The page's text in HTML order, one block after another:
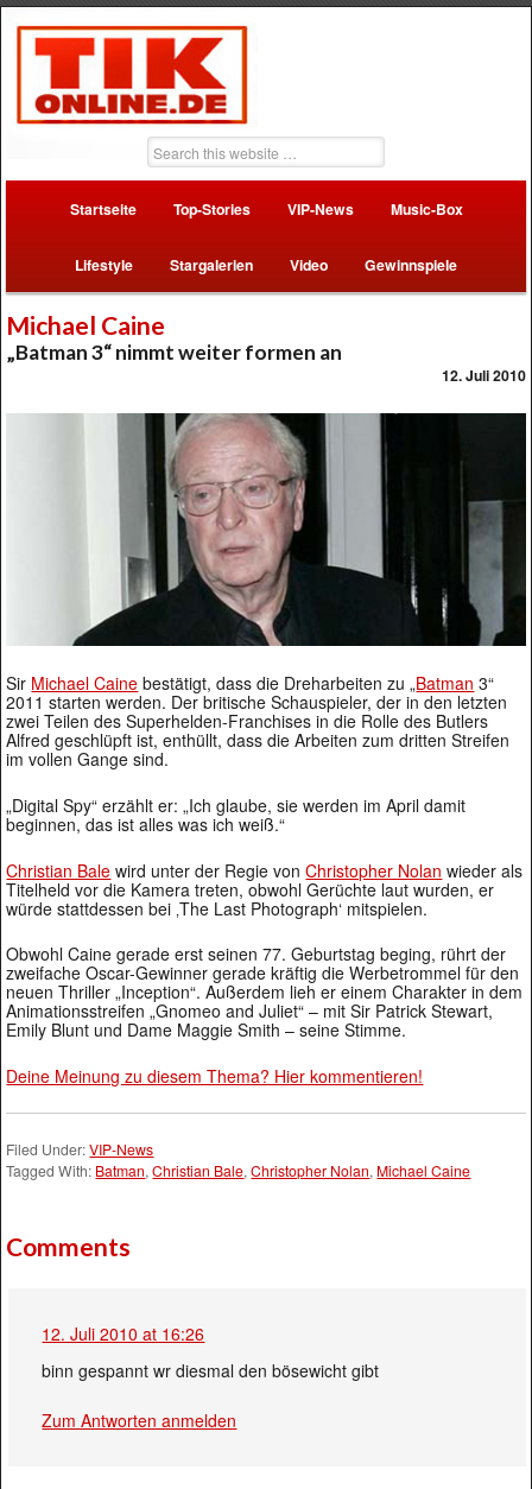
Startseite Top-Stories VIP-News Music-Box
Lifestyle Stargalerien Video Gewinnspiele
Michael Caine
„Batman 3“ nimmt weiter formen an
12. Juli 2010
Sir Michael Caine bestätigt, dass die Dreharbeiten zu „Batman 3“
2011 starten werden. Der britische Schauspieler, der in den letzten
zwei Teilen des Superhelden-Franchises in die Rolle des Butlers
Alfred geschlüpft ist, enthüllt, dass die Arbeiten zum dritten Streifen
im vollen Gange sind.
„Digital Spy“ erzählt er: „Ich glaube, sie werden im April damit
beginnen, das ist alles was ich weiß.“
Christian Bale wird unter der Regie vonChristopher Nolan wieder als
Titelheld vor die Kamera treten, obwohl Gerüchte laut wurden, er
würde stattdessen bei ‚The Last Photograph‘ mitspielen.
Obwohl Caine gerade erst seinen 77. Geburtstag beging, rührt der
zweifache Oscar-Gewinner gerade kräftig die Werbetrommel für den
neuen Thriller „Inception“. Außerdem lieh er einem Charakter in dem
Animationsstreifen „Gnomeo and Juliet“ – mit Sir Patrick Stewart,
Emily Blunt und Dame Maggie Smith – seine Stimme.
Deine Meinung zu diesem Thema? Hier kommentieren!
Filed Under:VIP-News
Tagged With: Batman,Christian Bale,Christopher Nolan, Michael Caine
Comments
12. Juli 2010 at 16:26
binn gespannt wr diesmal den bösewicht gibt
Zum Antworten anmelden